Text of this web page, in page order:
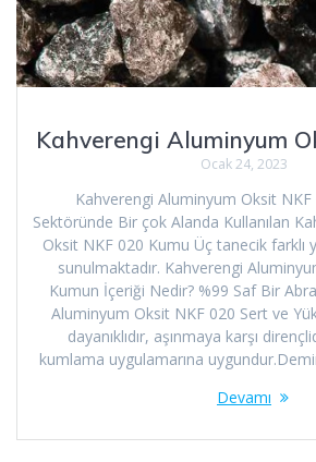
Kahverengi Aluminyum
Ocak 24, 2023
Kahverengi Aluminyum Oksit
Sektöründe Bir çok Alanda Kullanılan
Oksit NKF 020 Kumu Üç tanecik farklı
sunulmaktadır. Kahverengi
Kumun İçeriği Nedir? %99 Saf Bir
Aluminyum Oksit NKF 020 Sert ve
dayanıklıdır, aşınmaya karşı
kumlama uygulamarına
Devamı